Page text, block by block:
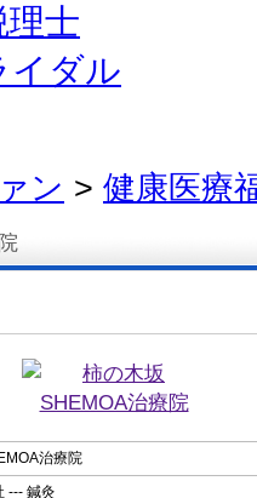
理士
イダル
ン > 健康医療
治療院
--- 鍼灸